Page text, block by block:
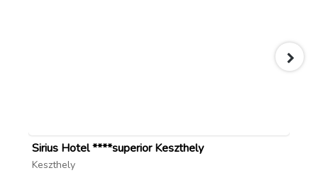
Sirius Hotel ****superior Keszthely
Keszthely